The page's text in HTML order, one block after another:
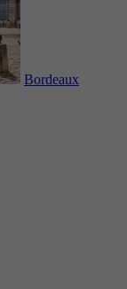
Bordeaux